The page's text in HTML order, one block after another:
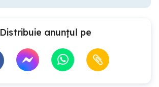
Distribuie anunțul pe